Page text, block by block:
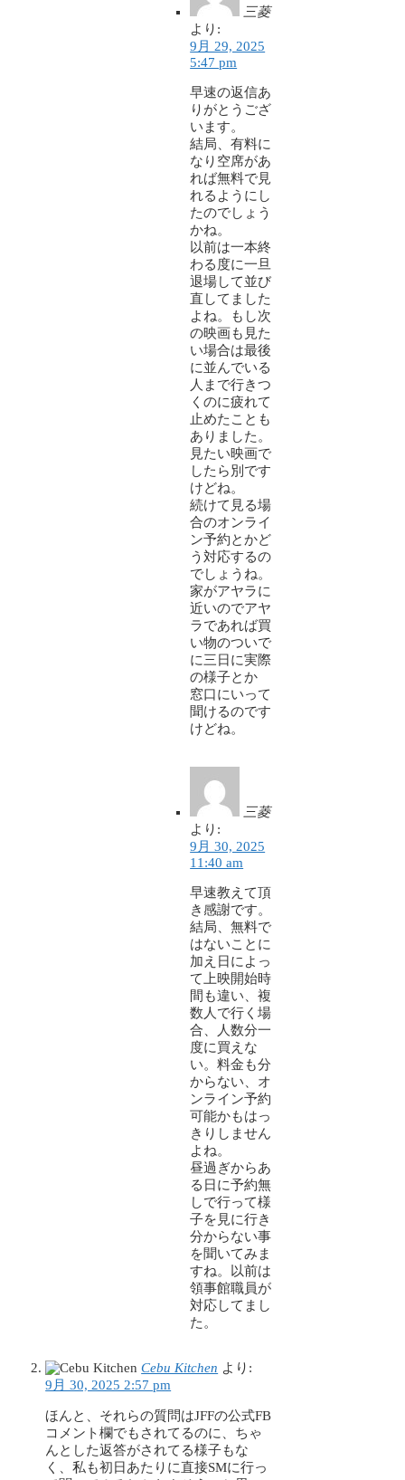
三菱
より:
9月 29, 2025
5:47 pm
早速の返信あ
りがとうござ
います。
結局、有料に
なり空席があ
れば無料で見
れるようにし
たのでしょう
かね。
以前は一本終
わる度に一旦
退場して並び
直してました
よね。もし次
の映画も見た
い場合は最後
に並んでいる
人まで行きつ
くのに疲れて
止めたことも
ありました。
見たい映画で
したら別です
けどね。
続けて見る場
合のオンライ
ン予約とかど
う対応するの
でしょうね。
家がアヤラに
近いのでアヤ
ラであれば買
い物のついで
に三日に実際
の様子とか
窓口にいって
聞けるのです
けどね。
三菱
より:
9月 30, 2025
11:40 am
早速教えて頂
き感謝です。
結局、無料で
はないことに
加え日によっ
て上映開始時
間も違い、複
数人で行く場
合、人数分一
度に買えな
い。料金も分
からない、オ
ンライン予約
可能かもはっ
きりしません
よね。
昼過ぎからあ
る日に予約無
しで行って様
子を見に行き
分からない事
を聞いてみま
すね。以前は
領事館職員が
対応してまし
た。
Cebu Kitchen より:
9月 30, 2025 2:57 pm
ほんと、それらの質問はJFFの公式FB
コメント欄でもされてるのに、ちゃ
んとした返答がされてる様子もな
く、私も初日あたりに直接SMに行っ